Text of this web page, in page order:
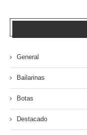
General
Bailarinas
Botas
Destacado